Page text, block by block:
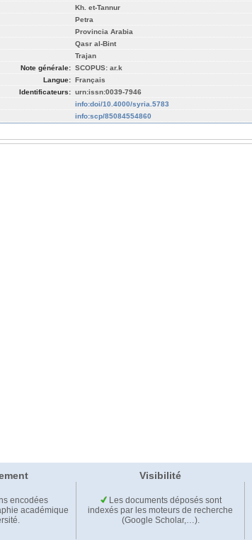
Kh. et-Tannur
Petra
Provincia Arabia
Qasr al-Bint
Trajan
Note générale: SCOPUS: ar.k
Langue: Français
Identificateurs: urn:issn:0039-7946
info:doi/10.4000/syria.5783
info:scp/85084554860
Visibilité
encodées
académique
Les documents déposés sont
indexés par les moteurs de recherche
(Google Scholar,…).